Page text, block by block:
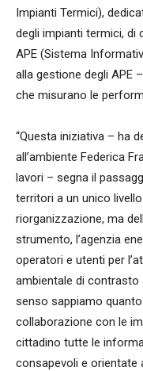
Impianti Termici),
degli impianti termici, di
APE (Sistema
alla gestione degli APE
che misurano le
“Questa iniziativa – ha
all’ambiente Federica
lavori – segna il
territori a un unico
riorganizzazione, ma
strumento, l’agenzia
operatori e utenti per
ambientale di contrasto
senso sappiamo
collaborazione con le
cittadino tutte le
consapevoli e orientate